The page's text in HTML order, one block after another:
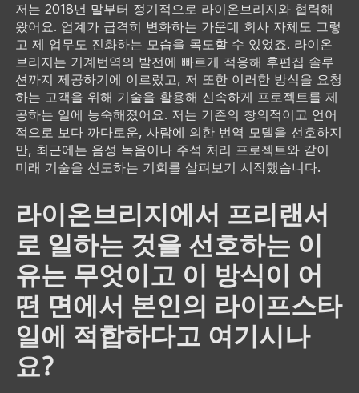
저는 2018년 말부터 정기적으로 라이온브리지와 협력해
왔어요. 업계가 급격히 변화하는 가운데 회사 자체도 그렇
고 제 업무도 진화하는 모습을 목도할 수 있었죠. 라이온
브리지는 기계번역의 발전에 빠르게 적응해 후편집 솔루
션까지 제공하기에 이르렀고, 저 또한 이러한 방식을 요청
하는 고객을 위해 기술을 활용해 신속하게 프로젝트를 제
공하는 일에 능숙해졌어요. 저는 기존의 창의적이고 언어
적으로 보다 까다로운, 사람에 의한 번역 모델을 선호하지
만, 최근에는 음성 녹음이나 주석 처리 프로젝트와 같이
미래 기술을 선도하는 기회를 살펴보기 시작했습니다.
라이온브리지에서 프리랜서
로 일하는 것을 선호하는 이
유는 무엇이고 이 방식이 어
떤 면에서 본인의 라이프스타
일에 적합하다고 여기시나
요?